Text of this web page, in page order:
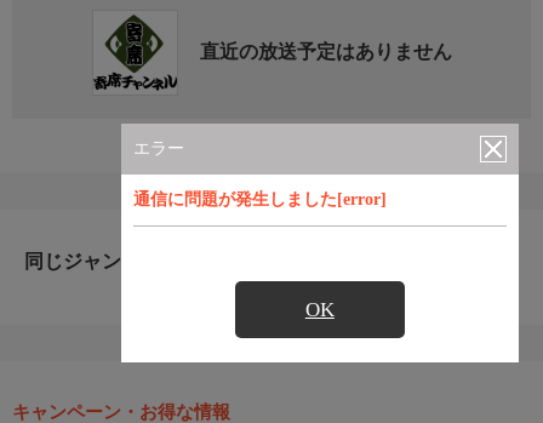
エラー
通信に問題が発生しました[error]
OK
直近の放送予定はありません
同じジャンルのおすすめ番組
キャンペーン・お得な情報